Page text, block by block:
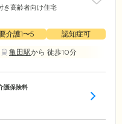
き高齢者向け住宅
介護1〜5
認知症可
亀田駅から 徒歩10分
護保険料